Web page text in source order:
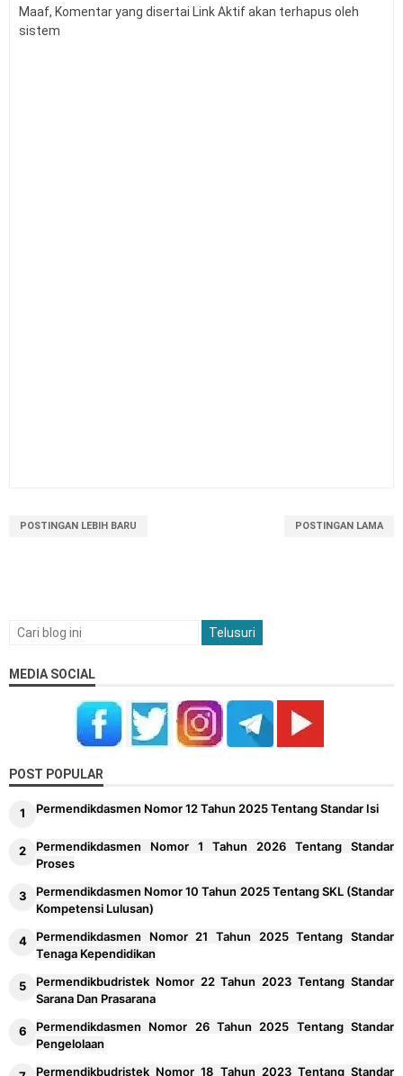
Pengawas Madrasah
KMA Nomor 737 Tahun 2026 Linearitas Guru
Maaf, Komentar yang disertai Link Aktif akan terhapus oleh
sistem
POSTINGAN LEBIH BARU POSTINGAN LAMA
MEDIA SOCIAL
POST POPULAR
Permendikdasmen Nomor 12 Tahun 2025 Tentang Standar Isi
Permendikdasmen Nomor 1 Tahun 2026 Tentang Standar
Proses
Permendikdasmen Nomor 10 Tahun 2025 Tentang SKL (Standar
Kompetensi Lulusan)
Permendikdasmen Nomor 21 Tahun 2025 Tentang Standar
Tenaga Kependidikan
Permendikbudristek Nomor 22 Tahun 2023 Tentang Standar
Sarana Dan Prasarana
Permendikdasmen Nomor 26 Tahun 2025 Tentang Standar
Pengelolaan
Permendikbudristek Nomor 18 Tahun 2023 Tentang Standar